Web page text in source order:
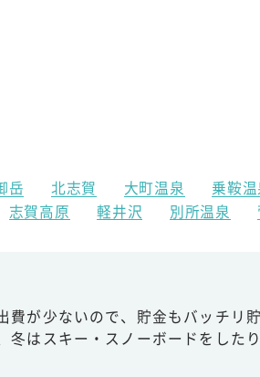
岳 北志賀 大町温泉 乗鞍温
志賀高原 軽井沢 別所温泉
費が少ないので、貯金もバッチ
はスキー・スノーボードをした